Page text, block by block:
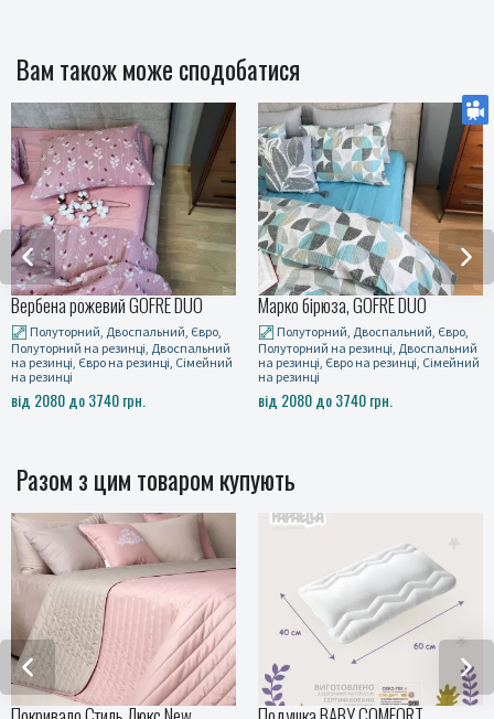
Вам також може сподобатися
Марко бірюза, GOFRE DUO
Полуторний, Двоспальний, Євро,
Полуторний на резинці, Двоспальний
на резинці, Євро на резинці, Сімейний
на резинці
від 2080 до 3740 грн.
Інтрига, GOFRE DUO
Полуторний, Двоспальний, Євро,
Полуторний на резинці, Двоспальний
на резинці, Євро на резинці, Сімейний
на резинці
від 2080 до 3740 грн.
Разом з цим товаром купують